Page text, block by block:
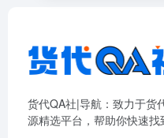
货代QA社|导航：致力于货
源精选平台，帮助你快速找